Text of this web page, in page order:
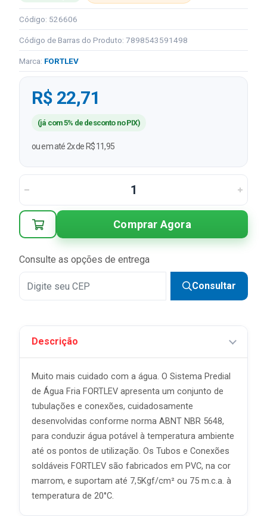
Código: 526606
Código de Barras do Produto: 7898543591498
Marca: FORTLEV
R$ 22,71
(já com 5% de desconto no PIX)
ou em até 2x de R$ 11,95
Comprar Agora
Consulte as opções de entrega
Consultar
Descrição
Muito mais cuidado com a água. O Sistema Predial
de Água Fria FORTLEV apresenta um conjunto de
tubulações e conexões, cuidadosamente
desenvolvidas conforme norma ABNT NBR 5648,
para conduzir água potável à temperatura ambiente
até os pontos de utilização. Os Tubos e Conexões
soldáveis FORTLEV são fabricados em PVC, na cor
marrom, e suportam até 7,5Kgf/cm² ou 75 m.c.a. à
temperatura de 20°C.